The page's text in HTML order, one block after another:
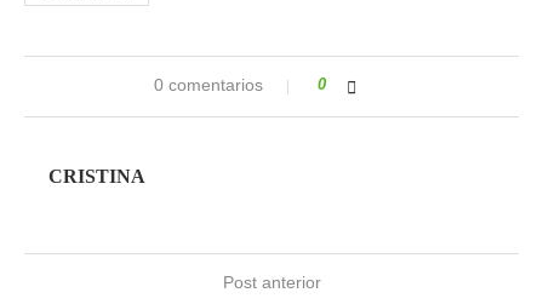
0 comentarios 0
CRISTINA
Post anterior